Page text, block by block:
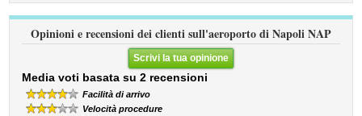
Opinioni e recensioni dei clienti sull'aeroporto di Napoli NAP
Scrivi la tua opinione
Media voti basata su 2 recensioni
Facilità di arrivo
Velocità procedure